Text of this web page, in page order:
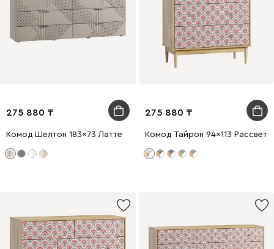
275 880
Комод Шелтон 183x73 Латте
275 880
Комод Тайрон 94x113 Рассвет ​